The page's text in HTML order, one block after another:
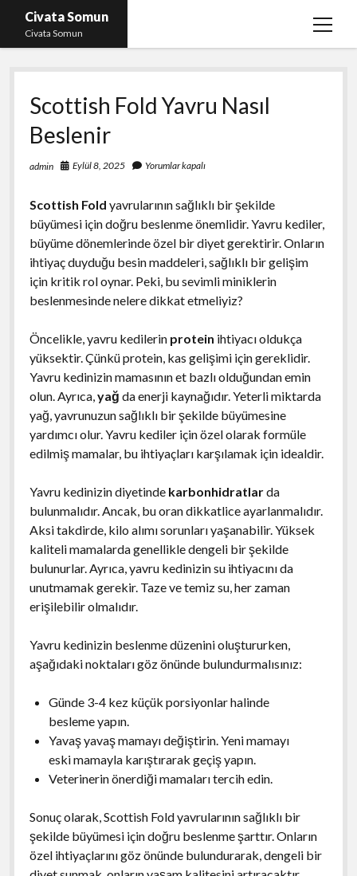
Civata Somun
Civata Somun
menüyü
Liste
Sayfa Listesi
Shorts Beğeni Kasma Parasız
Ücretsiz En İyi Instagram Beğeni Hilesi
Scottish Fold Yavru Nasıl
Beslenir
admin Eylül 8, 2025 Yorumlar kapalı
Scottish Fold yavrularının sağlıklı bir şekilde
büyümesi için doğru beslenme önemlidir. Yavru kediler,
büyüme dönemlerinde özel bir diyet gerektirir. Onların
ihtiyaç duyduğu besin maddeleri, sağlıklı bir gelişim
için kritik rol oynar. Peki, bu sevimli miniklerin
beslenmesinde nelere dikkat etmeliyiz?
Öncelikle, yavru kedilerin protein ihtiyacı oldukça
yüksektir. Çünkü protein, kas gelişimi için gereklidir.
Yavru kedinizin mamasının et bazlı olduğundan emin
olun. Ayrıca,yağ da enerji kaynağıdır. Yeterli miktarda
yağ, yavrunuzun sağlıklı bir şekilde büyümesine
yardımcı olur. Yavru kediler için özel olarak formüle
edilmiş mamalar, bu ihtiyaçları karşılamak için idealdir.
Yavru kedinizin diyetinde karbonhidratlarda
bulunmalıdır. Ancak, bu oran dikkatlice ayarlanmalıdır.
Aksi takdirde, kilo alımı sorunları yaşanabilir. Yüksek
kaliteli mamalarda genellikle dengeli bir şekilde
bulunurlar. Ayrıca, yavru kedinizin su ihtiyacını da
unutmamak gerekir. Taze ve temiz su, her zaman
erişilebilir olmalıdır.
Yavru kedinizin beslenme düzenini oluştururken,
aşağıdaki noktaları göz önünde bulundurmalısınız:
Günde 3-4 kez küçük porsiyonlar halinde
besleme yapın.
Yavaş yavaş mamayı değiştirin. Yeni mamayı
eski mamayla karıştırarak geçiş yapın.
Veterinerin önerdiği mamaları tercih edin.
Sonuç olarak, Scottish Fold yavrularının sağlıklı bir
şekilde büyümesi için doğru beslenme şarttır. Onların
özel ihtiyaçlarını göz önünde bulundurarak, dengeli bir